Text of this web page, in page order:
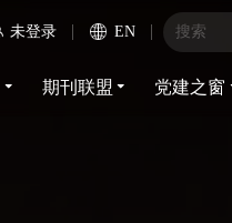
未登录 EN
期刊联盟
党建之窗